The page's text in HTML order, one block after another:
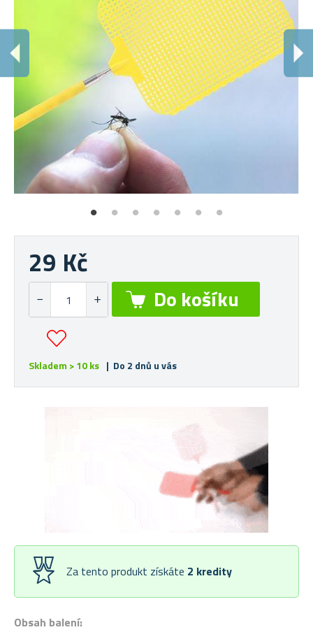
Obsah balení:
29 Kč
Skladem > 10 ks | Do 2 dnů u vás
Za tento produkt získáte 2 kredity